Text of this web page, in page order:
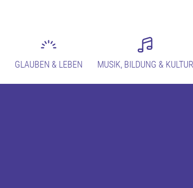
GLAUBEN & LEBEN MUSIK, BILDUNG & KULTUR